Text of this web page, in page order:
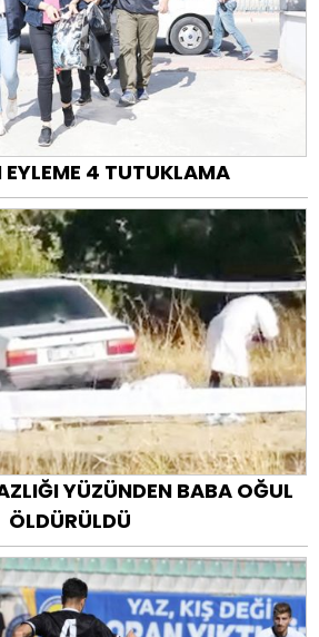
4 TUTUKLAMA
YÜZÜNDEN BABA OĞUL
ÖLDÜRÜLDÜ